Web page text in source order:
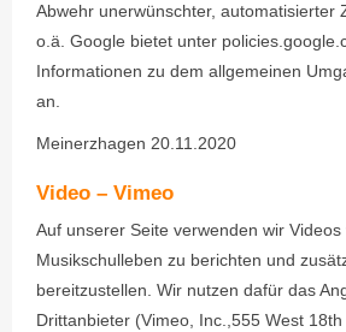
Abwehr unerwünschter, automatisierter
o.ä. Google bietet unter
Informationen zu dem allgemeinen
an.
Meinerzhagen 20.11.2020
Video – Vimeo
Auf unserer Seite verwenden wir
Musikschulleben zu berichten und
bereitzustellen. Wir nutzen dafür das
Drittanbieter (Vimeo, Inc.,555 West